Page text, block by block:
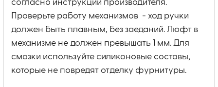
согласно инструкции производителя.
Проверьте работу механизмов - ход ручки
должен быть плавным, без заеданий. Люфт в
механизме не должен превышать 1 мм. Для
смазки используйте силиконовые составы,
которые не повредят отделку фурнитуры.